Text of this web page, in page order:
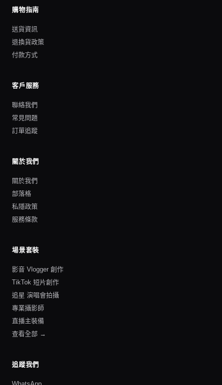
購物指南
送貨資訊
退換貨政策
付款方式
客戶服務
聯絡我們
常見問題
訂單追蹤
關於我們
關於我們
部落格
私隱政策
服務條款
場景套裝
影音 Vlogger 創作
TikTok 短片創作
追星 演唱會拍攝
專業攝影師
直播主裝備
查看全部 →
追蹤我們